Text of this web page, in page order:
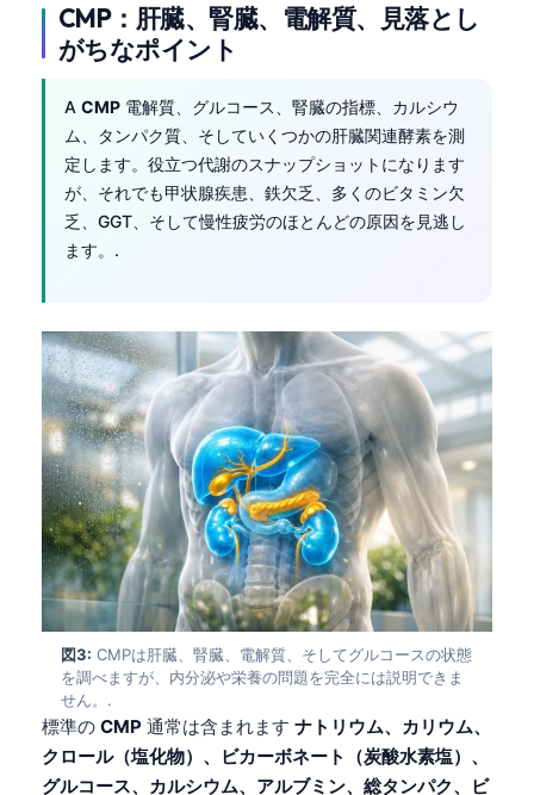
CMP：肝臓、腎臓、電解質、見落とし
がちなポイント
A CMP 電解質、グルコース、腎臓の指標、カルシウ
ム、タンパク質、そしていくつかの肝臓関連酵素を測
定します。役立つ代謝のスナップショットになります
が、それでも甲状腺疾患、鉄欠乏、多くのビタミン欠
乏、GGT、そして慢性疲労のほとんどの原因を見逃し
ます。.
図3: CMPは肝臓、腎臓、電解質、そしてグルコースの状態
を調べますが、内分泌や栄養の問題を完全には説明できま
せん。.
標準の CMP 通常は含まれます ナトリウム、カリウム、
クロール（塩化物）、ビカーボネート（炭酸水素塩）、
グルコース、カルシウム、アルブミン、総タンパク、ビ